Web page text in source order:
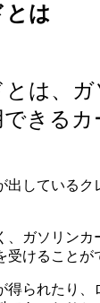
とは
は、
きるカ
出しているク
ガソリンカ
けることが
得られたり、